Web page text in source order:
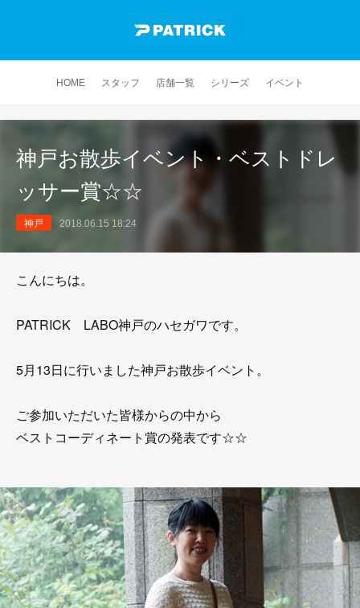
HOME スタッフ 店舗一覧 シリーズ イベント
神戸お散歩イベント・ベストドレ
ッサー賞☆☆
神戸 2018.06.15 18:24
こんにちは。
PATRICK LABO神戸のハセガワです。
5月13日に行いました神戸お散歩イベント。
ご参加いただいた皆様からの中から
ベストコーディネート賞の発表です☆☆